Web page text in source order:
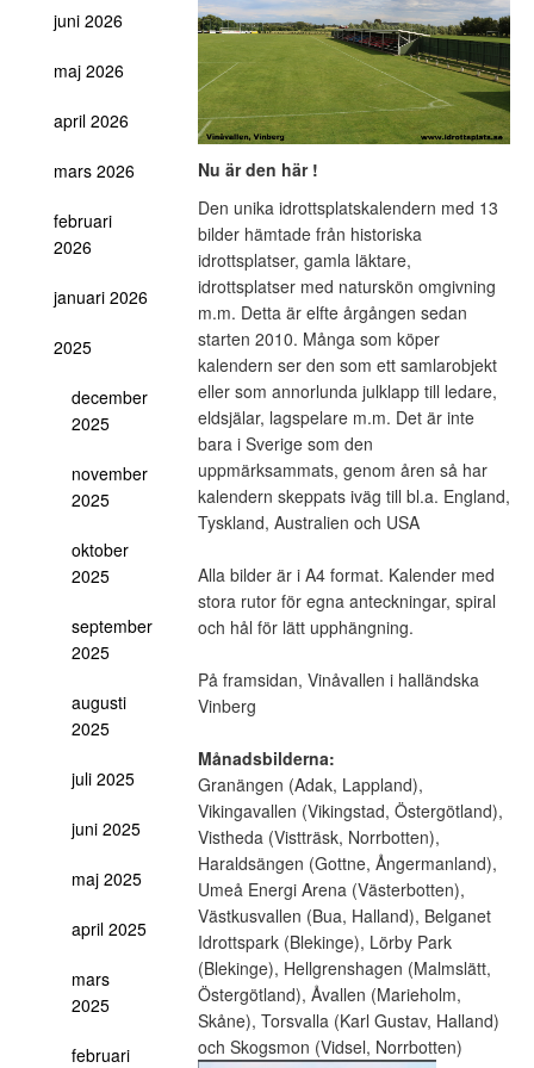
juni 2026
maj 2026
april 2026
mars 2026
februari
2026
januari 2026
2025
december
2025
november
2025
oktober
2025
september
2025
augusti
2025
juli 2025
juni 2025
maj 2025
april 2025
mars
2025
februari
Nu är den här !
Den unika idrottsplatskalendern med 13
bilder hämtade från historiska
idrottsplatser, gamla läktare,
idrottsplatser med naturskön omgivning
m.m. Detta är elfte årgången sedan
starten 2010. Många som köper
kalendern ser den som ett samlarobjekt
eller som annorlunda julklapp till ledare,
eldsjälar, lagspelare m.m. Det är inte
bara i Sverige som den
uppmärksammats, genom åren så har
kalendern skeppats iväg till bl.a. England,
Tyskland, Australien och USA
Alla bilder är i A4 format. Kalender med
stora rutor för egna anteckningar, spiral
och hål för lätt upphängning.
På framsidan, Vinåvallen i halländska
Vinberg
Månadsbilderna:
Granängen (Adak, Lappland),
Vikingavallen (Vikingstad, Östergötland),
Vistheda (Vistträsk, Norrbotten),
Haraldsängen (Gottne, Ångermanland),
Umeå Energi Arena (Västerbotten),
Västkusvallen (Bua, Halland), Belganet
Idrottspark (Blekinge), Lörby Park
(Blekinge), Hellgrenshagen (Malmslätt,
Östergötland), Åvallen (Marieholm,
Skåne), Torsvalla (Karl Gustav, Halland)
och Skogsmon (Vidsel, Norrbotten)